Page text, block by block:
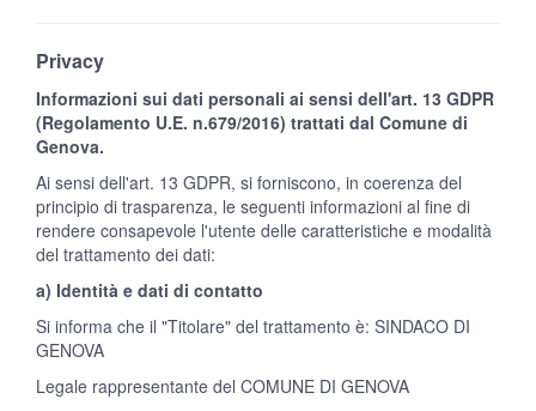
Privacy
Informazioni sui dati personali ai sensi dell'art. 13 GDPR
(Regolamento U.E. n.679/2016) trattati dal Comune di
Genova.
Ai sensi dell'art. 13 GDPR, si forniscono, in coerenza del
principio di trasparenza, le seguenti informazioni al fine di
rendere consapevole l'utente delle caratteristiche e modalità
del trattamento dei dati:
a) Identità e dati di contatto
Si informa che il "Titolare" del trattamento è: SINDACO DI
GENOVA
Legale rappresentante del COMUNE DI GENOVA